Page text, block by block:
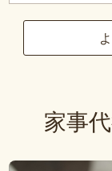
家事